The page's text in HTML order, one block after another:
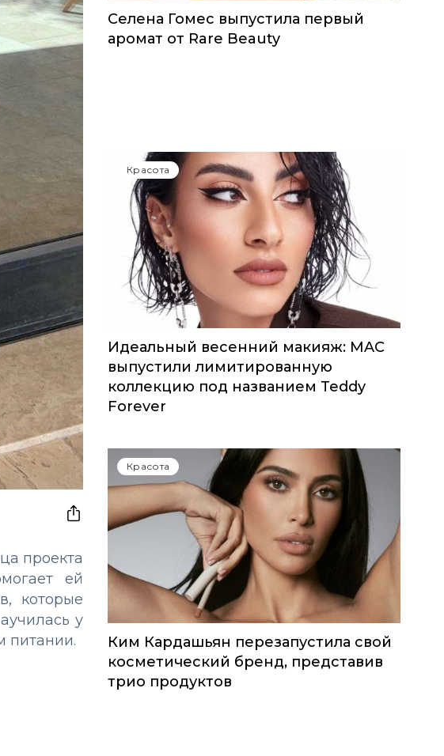
проекта
ей
которые
у
питании.
Селена Гомес выпустила первый
аромат от Rare Beauty
Красота
Идеальный весенний макияж: MAC
выпустили лимитированную
коллекцию под названием Teddy
Forever
Красота
Ким Кардашьян перезапустила свой
косметический бренд, представив
трио продуктов